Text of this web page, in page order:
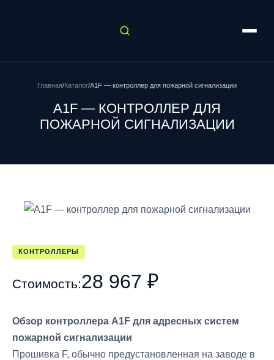
Главная/Каталог/A1F — контроллер для пожарной сигнализации
A1F — КОНТРОЛЛЕР ДЛЯ
ПОЖАРНОЙ СИГНАЛИЗАЦИИ
КОНТРОЛЛЕРЫ
Стоимость:28 967 ₽
Обзор контроллера A1F для адресных систем
пожарной сигнализации
Прошивка F, обычно предустановленная на заводе в